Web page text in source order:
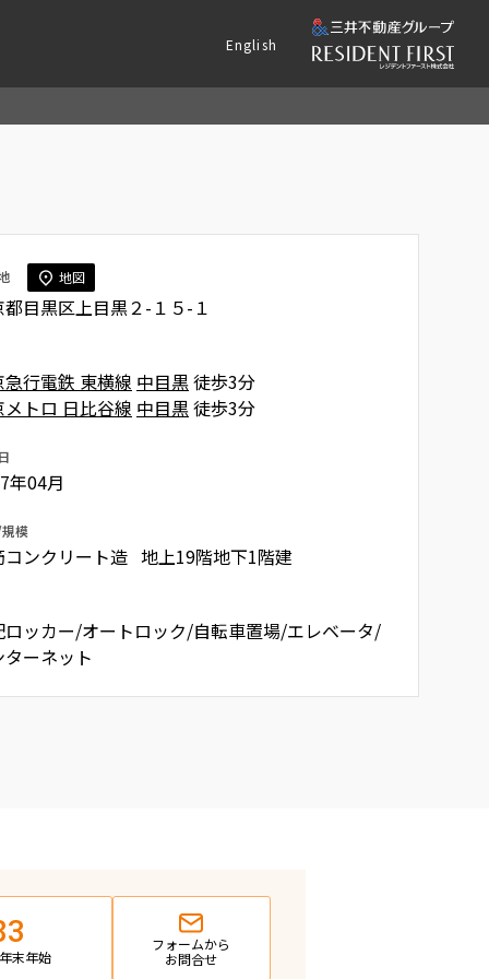
English
地図
都目黒区上目黒２-１５-１
急行電鉄 東横線 中目黒徒歩3分
メトロ 日比谷線 中目黒徒歩3分
年04月
模
コンクリート造 地上19階地下1階建
ロッカー/オートロック/自転車置場/エレベータ/
ターネット
末年始
フォームから
お問合せ